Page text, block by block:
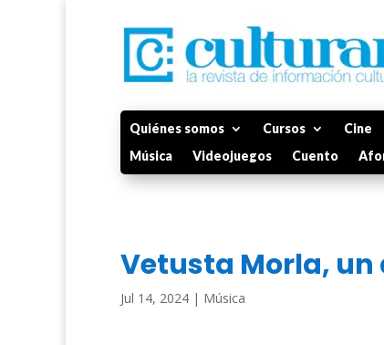
Quiénes somos Cursos Cine
Música
Videojuegos Cuento
Vetusta Morla,
Jul 14, 2024 | Música